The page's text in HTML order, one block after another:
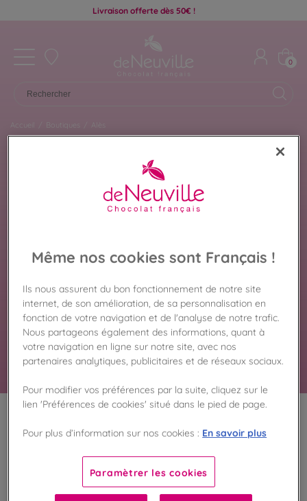
Livraison offerte dès 50€ !
0
Accueil Boutiques Alès
ALÈS
boutique De Neuville de Alès pour préparer votre
visite en toute sérénité. Coffrets cadeaux,
spécialités chocolatées et gourmandises vous
attendent en magasin.
En savoir plus
100
Fabriqué en France
Découvrez la sélection de chocolats actuellement disponibles dans
votre boutique De Neuville de Alès. Retrouvez en magasin nos
Même nos cookies sont Français !
Ils nous assurent du bon fonctionnement de notre site
internet, de son amélioration, de sa personnalisation en
fonction de votre navigation et de l'analyse de notre trafic.
Nous partageons également des informations, quant à
votre navigation en ligne sur notre site, avec nos
partenaires analytiques, publicitaires et de réseaux sociaux.
Pour modifier vos préférences par la suite, cliquez sur le
lien 'Préférences de cookies' situé dans le pied de page.
Pour plus d’information sur nos cookies : En savoir plus
Paramètrer les cookies